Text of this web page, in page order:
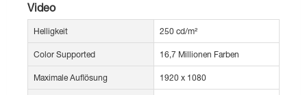
Video
Helligkeit 250 cd/m²
Color Supported 16,7 Millionen Farben
Maximale Auflösung 1920 x 1080